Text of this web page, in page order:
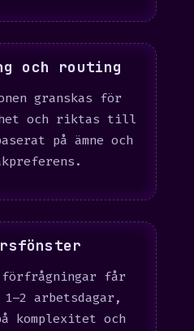
och routing
granskas för
och riktas till
på ämne och
får
arbetsdagar,
komplexitet och